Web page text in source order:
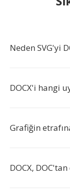
Neden SVG'yi
DOCX'i hangi
Grafiğin
DOCX,